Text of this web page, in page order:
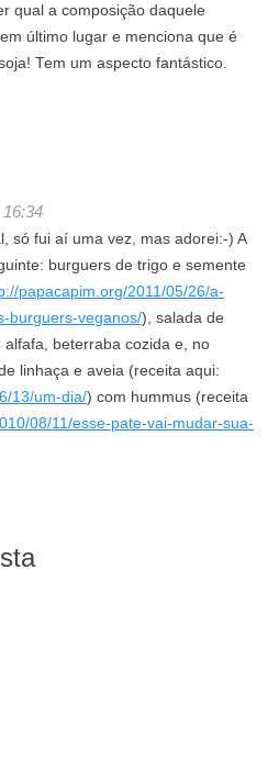
qual a composição daquele
último lugar e menciona que é
Tem um aspecto fantástico.
só fui aí uma vez, mas adorei:-) A
burguers de trigo e semente
papacapim.org/2011/05/26/a-
burguers-veganos/), salada de
beterraba cozida e, no
linhaça e aveia (receita aqui:
13/um-dia/) com hummus (receita
08/11/esse-pate-vai-mudar-sua-